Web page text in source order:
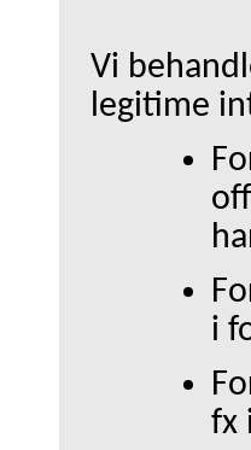
Vi
legitime
i
fx